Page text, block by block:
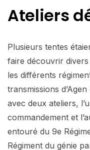
Ateliers
Plusieurs tentes
faire découvrir
les différents
transmissions
avec deux ateliers,
commandement et
entouré du 9e
Régiment du génie